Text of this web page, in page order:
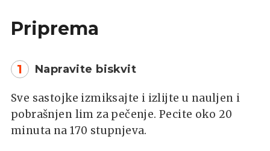
Priprema
1 Napravite biskvit
Sve sastojke izmiksajte i izlijte u nauljen i
pobrašnjen lim za pečenje. Pecite oko 20
minuta na 170 stupnjeva.